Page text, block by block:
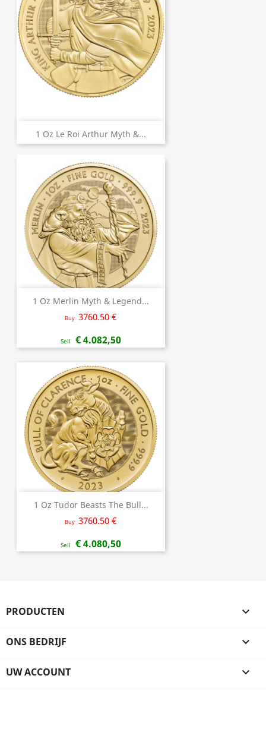
1 Oz Le Roi Arthur Myth &...
1 Oz Merlin Myth & Legend...
Buy 3760.50 €
Sell € 4.082,50
1 Oz Tudor Beasts The Bull...
Buy 3760.50 €
Sell € 4.080,50
PRODUCTEN 
ONS BEDRIJF 
UW ACCOUNT 